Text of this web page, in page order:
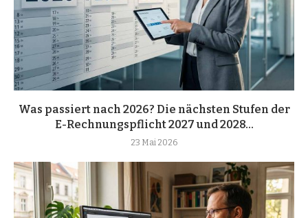
Was passiert nach 2026? Die nächsten Stufen der
E-Rechnungspflicht 2027 und 2028...
23 Mai 2026